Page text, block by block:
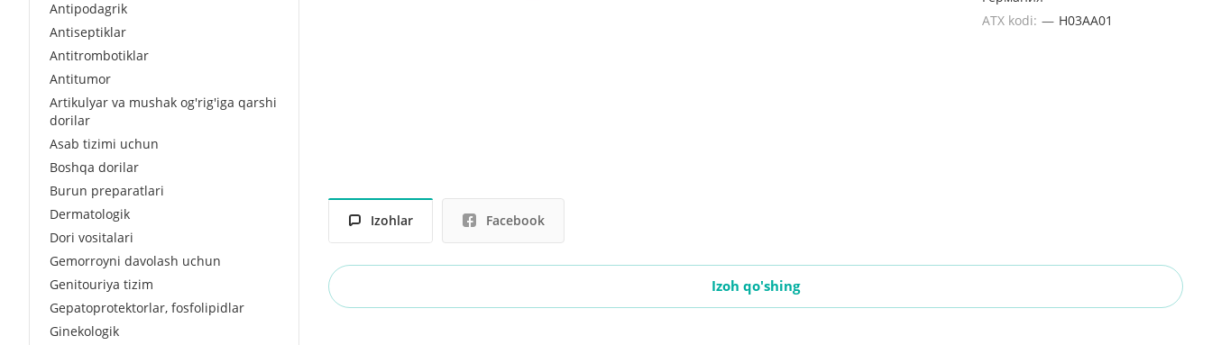
ATX kodi: — H03AA01
Izohlar Facebook
Izoh qo'shing
Antipodagrik
Antiseptiklar
Antitrombotiklar
Antitumor
Artikulyar va mushak og'rig'iga qarshi
dorilar
Asab tizimi uchun
Boshqa dorilar
Burun preparatlari
Dermatologik
Dori vositalari
Gemorroyni davolash uchun
Genitouriya tizim
Gepatoprotektorlar, fosfolipidlar
Ginekologik